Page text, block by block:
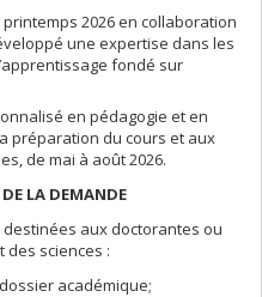
2026 en collaboration
une expertise dans les
fondé sur
en pédagogie et en
préparation du cours et aux
de mai à août 2026.
LA DEMANDE
destinées aux doctorantes ou
des sciences :
académique;